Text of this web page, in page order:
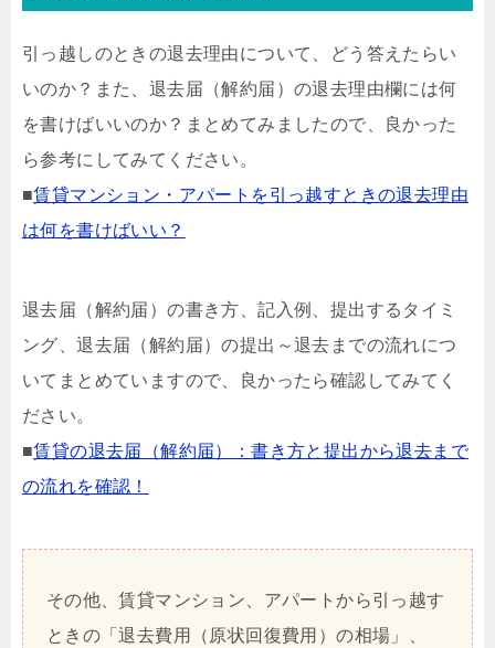
引っ越しのときの退去理由について、どう答えたらい
いのか？また、退去届（解約届）の退去理由欄には何
を書けばいいのか？まとめてみましたので、良かった
ら参考にしてみてください。
■賃貸マンション・アパートを引っ越すときの退去理由
は何を書けばいい？
退去届（解約届）の書き方、記入例、提出するタイミ
ング、退去届（解約届）の提出～退去までの流れにつ
いてまとめていますので、良かったら確認してみてく
ださい。
■賃貸の退去届（解約届）：書き方と提出から退去まで
の流れを確認！
その他、賃貸マンション、アパートから引っ越す
ときの「退去費用（原状回復費用）の相場」、